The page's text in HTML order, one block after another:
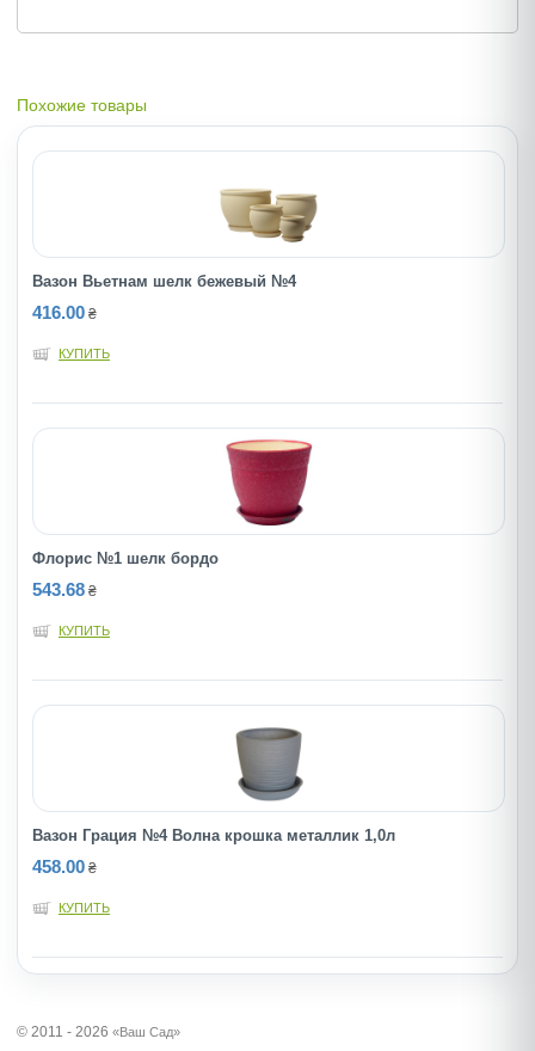
Похожие товары
Вазон Вьетнам шелк бежевый №4
416.00 ₴
КУПИТЬ
Флорис №1 шелк бордо
543.68 ₴
КУПИТЬ
Вазон Грация №4 Волна крошка металлик 1,0л
458.00 ₴
КУПИТЬ
© 2011 - 2026 «Ваш Сад»